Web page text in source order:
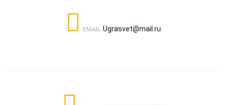
EMAIL Ugrasvet@mail.ru